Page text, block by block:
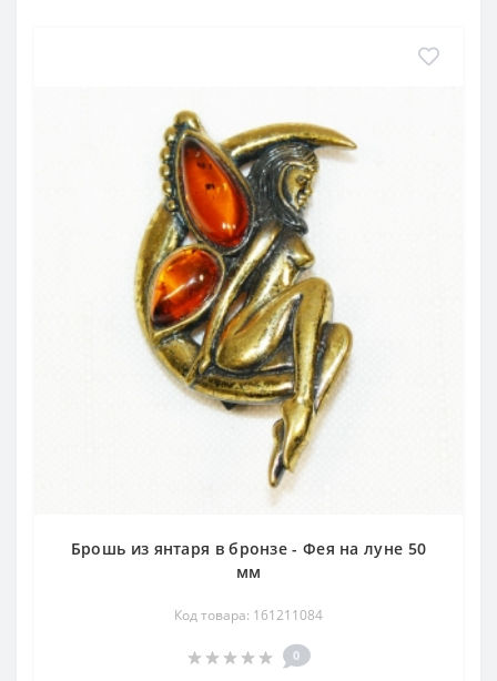
Брошь из янтаря в бронзе - Фея на луне 50
мм
Код товара: 161211084
0